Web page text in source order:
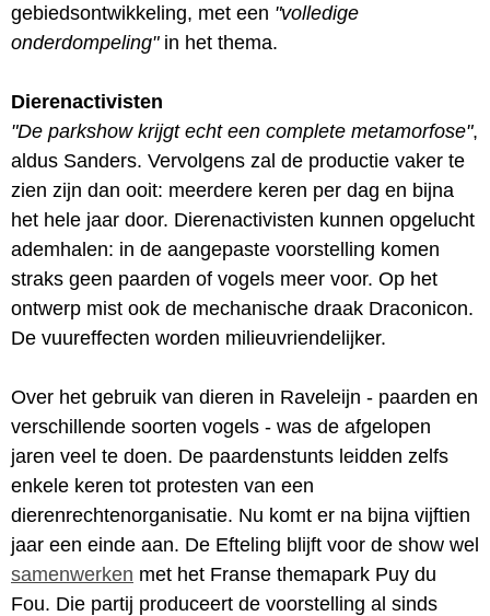
gebiedsontwikkeling, met een "volledige
onderdompeling"in het thema.
Dierenactivisten
"De parkshow krijgt echt een complete metamorfose",
aldus Sanders. Vervolgens zal de productie vaker te
zien zijn dan ooit: meerdere keren per dag en bijna
het hele jaar door. Dierenactivisten kunnen opgelucht
ademhalen: in de aangepaste voorstelling komen
straks geen paarden of vogels meer voor. Op het
ontwerp mist ook de mechanische draak Draconicon.
De vuureffecten worden milieuvriendelijker.
Over het gebruik van dieren in Raveleijn - paarden en
verschillende soorten vogels - was de afgelopen
jaren veel te doen. De paardenstunts leidden zelfs
enkele keren tot protesten van een
dierenrechtenorganisatie. Nu komt er na bijna vijftien
jaar een einde aan. De Efteling blijft voor de show wel
samenwerken met het Franse themapark Puy du
Fou. Die partij produceert de voorstelling al sinds